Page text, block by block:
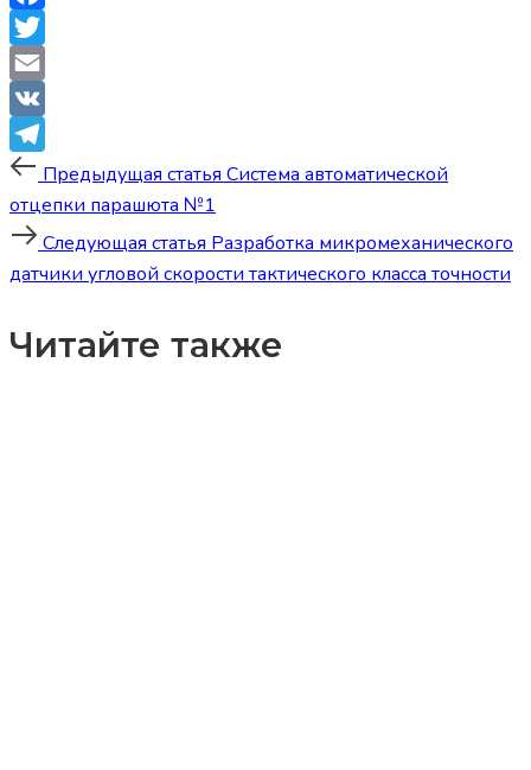
Facebook
Twitter
Email
VK
Telegram
Post
navigation
Предыдущая
статья
Предыдущая статья Система автоматической
отцепки парашюта №1
Следующая
статья
Следующая статья Разработка микромеханического
датчики угловой скорости тактического класса точности
Читайте также